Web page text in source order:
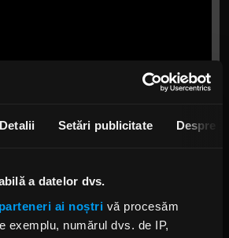
Detalii Setări publicitate Despre
a datelor dvs.
ai noștri vă procesăm
exemplu, numărul dvs. de IP,